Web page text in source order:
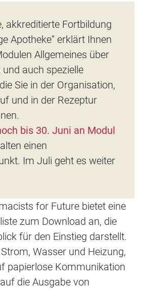
akkreditierte Fortbildung
Apotheke“ erklärt Ihnen
Allgemeines über
auch spezielle
Sie in der Organisation,
und in der Rezeptur
bis 30. Juni an Modul
einen
Im Juli geht es weiter
for Future bietet eine
zum Download an, die
für den Einstieg darstellt.
Wasser und Heizung,
papierlose Kommunikation
die Ausgabe von